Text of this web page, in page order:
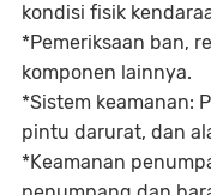
kondisi fisik
*Pemeriksaan ban,
komponen lainnya.
*​Sistem keamanan:
pintu darurat, dan
​*Keamanan